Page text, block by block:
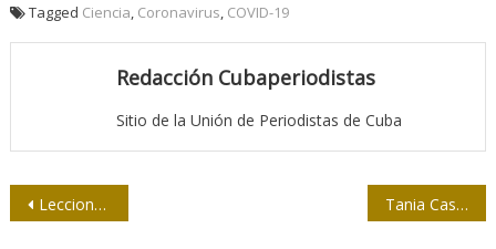
Tagged Ciencia Coronavirus COVID-19
Redacción Cubaperiodistas
Sitio de la Unión de Periodistas de Cuba
Navegación
Lecciones de Cuba en el enfrentamiento a la COVID-19 Tania Castellanos: excepcional compositora y revolucionaria